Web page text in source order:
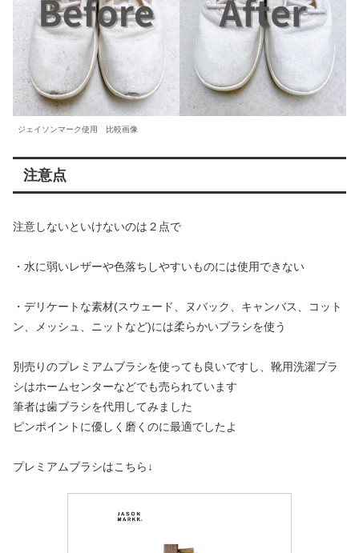
ジェイソンマーク使用 比較画像
注意点
注意しないといけないのは２点で
・水に弱いレザーや色落ちしやすいものには使用できない
・デリケートな素材(スウェード、ヌバック、キャンバス、コット
ン、メッシュ、ニットなど)には柔らかいブラシを使う
別売りのプレミアムブラシを使っても良いですし、靴用洗濯ブラ
シはホームセンターなどでも売られています
筆者は歯ブラシを代用してみました
ピンポイントに優しく磨くのに最適でしたよ
プレミアムブラシはこちら↓